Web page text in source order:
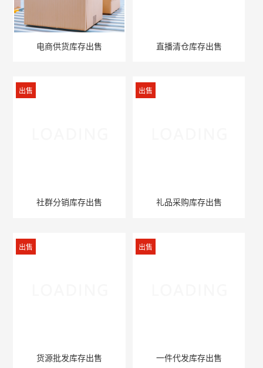
电商供货库存出售 直播清仓库存出售
出售
社群分销库存出售
出售
礼品采购库存出售
出售
货源批发库存出售
出售
一件代发库存出售